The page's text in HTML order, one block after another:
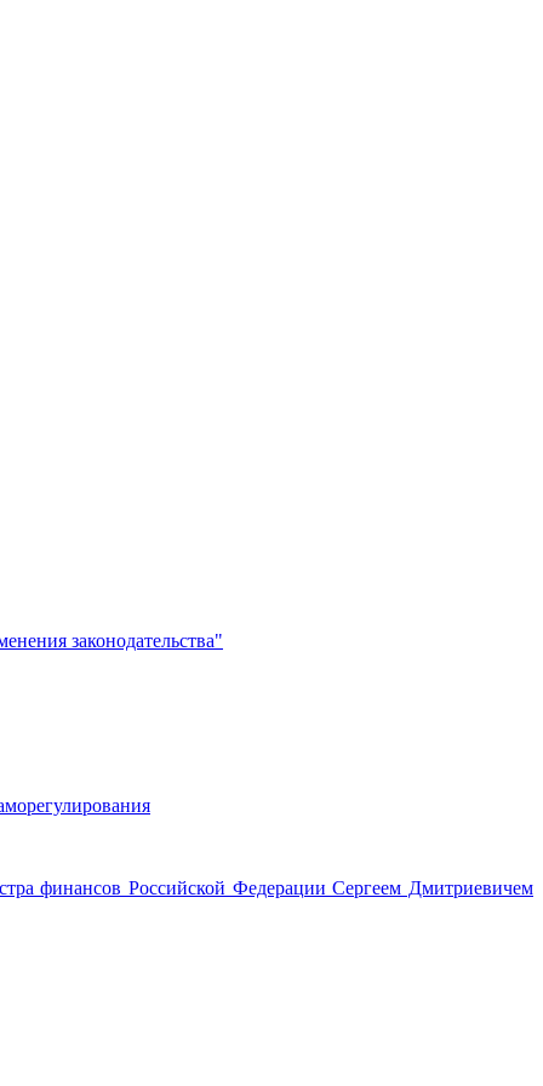
законодательства"
финансов Российской Федерации Сергеем Дмитриевичем